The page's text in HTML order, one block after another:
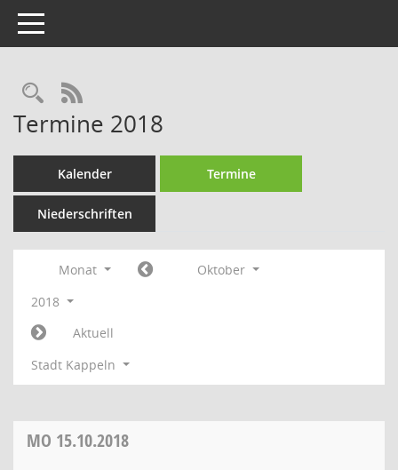
Toggle navigation
Rechercheauswahl
RSS-Feed
Termine 2018
Kalender Termine
Niederschriften
Monat
Oktober
2018
Aktuell
Stadt Kappeln
MO 15.10.2018